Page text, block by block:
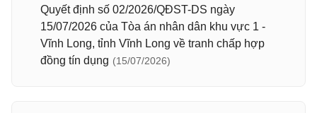
Quyết định số 02/2026/QĐST-DS ngày
15/07/2026 của Tòa án nhân dân khu vực 1 -
Vĩnh Long, tỉnh Vĩnh Long về tranh chấp hợp
đồng tín dụng (15/07/2026)